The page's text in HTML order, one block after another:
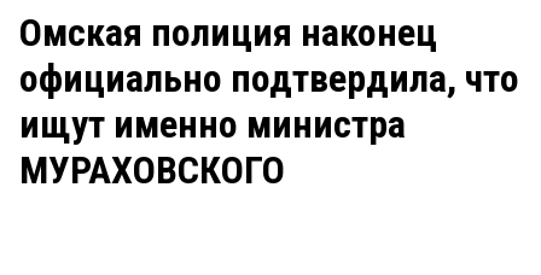
ЗАКОН
НОВОСТИ КОМПАНИЙ
Рейтинги
Блоги
Архив
Омская полиция наконец
официально подтвердила, что
ищут именно министра
МУРАХОВСКОГО